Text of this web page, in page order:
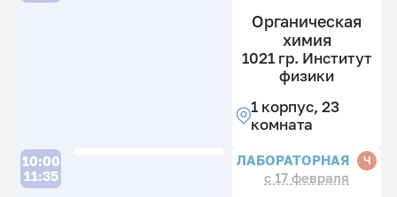
Органическая
химия
1021 гр. Институт
физики
1 корпус, 23
комната
10:00
11:35
ЛАБОРАТОРНАЯ Ч
с 17 февраля